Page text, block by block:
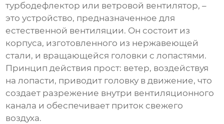
турбодефлектор или ветровой вентилятор, –
это устройство, предназначенное для
естественной вентиляции. Он состоит из
корпуса, изготовленного из нержавеющей
стали, и вращающейся головки с лопастями.
Принцип действия прост: ветер, воздействуя
на лопасти, приводит головку в движение, что
создает разрежение внутри вентиляционного
канала и обеспечивает приток свежего
воздуха.